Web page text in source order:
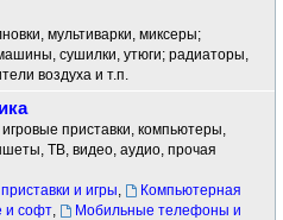
мультиварки, миксеры;
сушилки, утюги; радиаторы,
воздуха и т.п.
приставки, компьютеры,
ТВ, видео, аудио, прочая
и игры,
Компьютерная
и софт,
Мобильные телефоны и